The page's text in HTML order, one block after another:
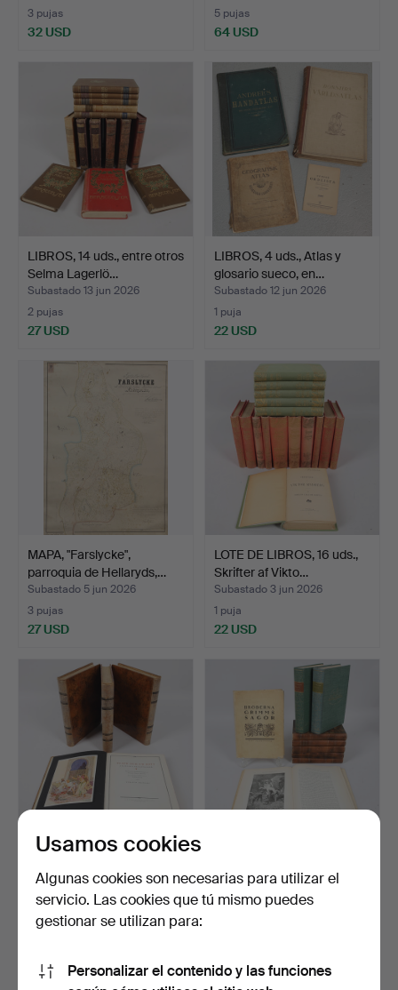
3 pujas
32 USD
5 pujas
64 USD
LIBROS, 14 uds., entre otros
Selma Lagerlö…
Subastado 13 jun 2026
2 pujas
27 USD
LIBROS, 4 uds., Atlas y
glosario sueco, en…
Subastado 12 jun 2026
1 puja
22 USD
MAPA, "Farslycke",
parroquia de Hellaryds,…
Subastado 5 jun 2026
3 pujas
27 USD
LOTE DE LIBROS, 16 uds.,
Skrifter af Vikto…
Subastado 3 jun 2026
1 puja
22 USD
LIBROS, "Las mil y una
noches", volúmenes …
Subastado 3 jun 2026
1 puja
22 USD
uds., Cuentos de H.C.…
Subastado 3 jun 2026
1 puja
Usamos cookies
Algunas cookies son necesarias para utilizar el
servicio. Las cookies que tú mismo puedes
gestionar se utilizan para:
Personalizar el contenido y las funciones